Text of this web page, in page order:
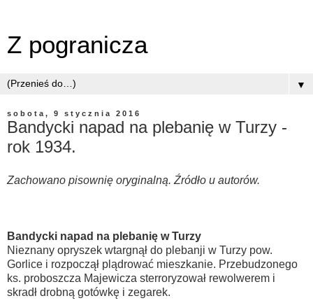
Z pogranicza
▼
sobota, 9 stycznia 2016
Bandycki napad na plebanię w Turzy -
rok 1934.
Zachowano pisownię oryginalną. Źródło u autorów.
Bandycki napad na plebanię w Turzy
Nieznany opryszek wtargnął do plebanji w Turzy pow.
Gorlice i rozpoczął plądrować mieszkanie. Przebudzonego
ks. proboszcza Majewicza sterroryzował rewolwerem i
skradł drobną gotówkę i zegarek.